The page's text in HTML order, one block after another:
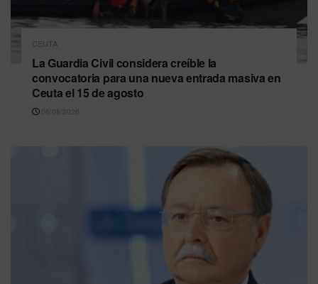
CEUTA
La Guardia Civil considera creíble la
convocatoria para una nueva entrada masiva en
Ceuta el 15 de agosto
06/08/2026